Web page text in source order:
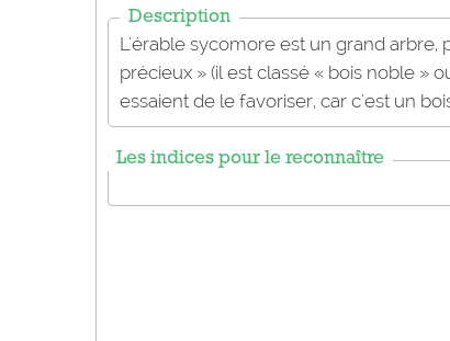
Description
L'érable sycomore est un grand arbre,
précieux » (il est classé « bois noble »
essaient de le favoriser, car c'est un
Les indices pour le reconnaître